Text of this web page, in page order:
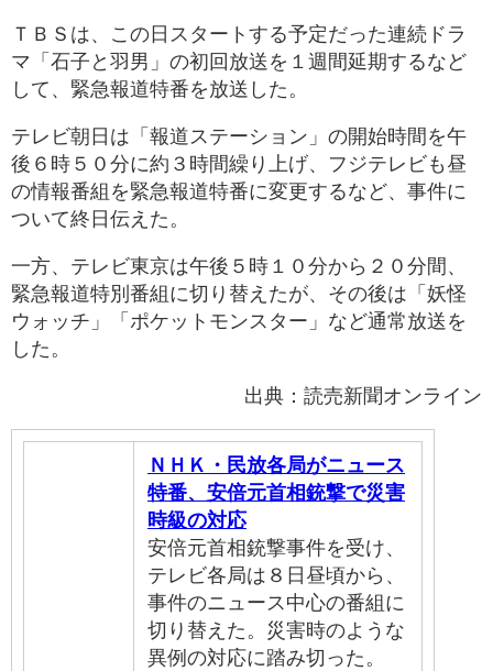
ＴＢＳは、この日スタートする予定だった連続ドラ
マ「石子と羽男」の初回放送を１週間延期するなど
して、緊急報道特番を放送した。
テレビ朝日は「報道ステーション」の開始時間を午
後６時５０分に約３時間繰り上げ、フジテレビも昼
の情報番組を緊急報道特番に変更するなど、事件に
ついて終日伝えた。
一方、テレビ東京は午後５時１０分から２０分間、
緊急報道特別番組に切り替えたが、その後は「妖怪
ウォッチ」「ポケットモンスター」など通常放送を
した。
出典：読売新聞オンライン
ＮＨＫ・民放各局がニュース
特番、安倍元首相銃撃で災害
時級の対応
安倍元首相銃撃事件を受け、
テレビ各局は８日昼頃から、
事件のニュース中心の番組に
切り替えた。災害時のような
異例の対応に踏み切った。